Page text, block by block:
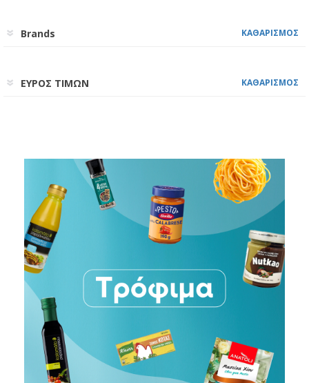
Brands ΚΑΘΑΡΙΣΜΟΣ
ΕΥΡΟΣ ΤΙΜΩΝ ΚΑΘΑΡΙΣΜΟΣ